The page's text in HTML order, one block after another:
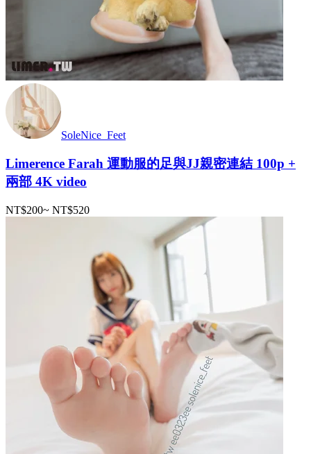
SoleNice_Feet
Limerence Farah 運動服的足與JJ親密連結 100p +
兩部 4K video
NT$200~ NT$520